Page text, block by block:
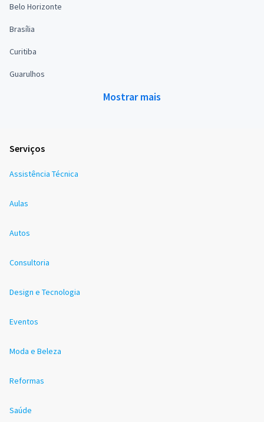
Belo Horizonte
Brasília
Curitiba
Guarulhos
Mostrar mais
Serviços
Assistência Técnica
Aulas
Autos
Consultoria
Design e Tecnologia
Eventos
Moda e Beleza
Reformas
Saúde